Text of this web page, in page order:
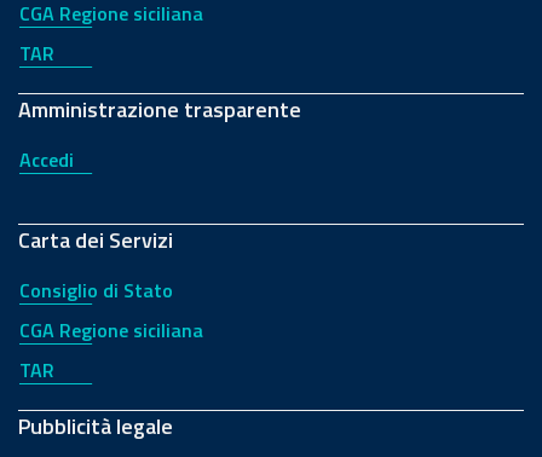
CGA Regione siciliana
TAR
Amministrazione trasparente
Accedi
Carta dei Servizi
Consiglio di Stato
CGA Regione siciliana
TAR
Pubblicità legale